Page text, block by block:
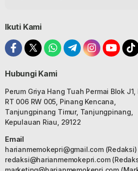
Ikuti Kami
Hubungi Kami
Perum Griya Hang Tuah Permai Blok J1,
RT 006 RW 005, Pinang Kencana,
Tanjungpinang Timur, Tanjungpinang,
Kepulauan Riau, 29122
Email
harianmemokepri@gmail.com(Redaksi)
redaksi@harianmemokepri.com